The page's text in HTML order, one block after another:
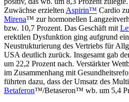
Zuwächse erzielten Aspirin™ Cardio
Mirena™ zur hormonellen
bzw. 10,7 Prozent. Das Geschäft mit
erektilen Dysfunktion ging aufgrund
Neustrukturierung des Vertriebs für
USA deutlich zurück. Insgesamt gab
um 22,2 Prozent nach. Verstärkter
im Zusammenhang mit
führten dazu, dass der Umsatz des
Betaferon™/Betaseron™ wb. um 5,4